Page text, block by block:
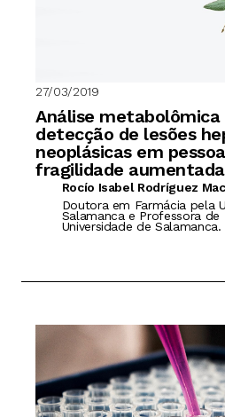
27/03/2019
Análise metabolômica
detecção de lesões
neoplásicas em
fragilidade
Rocío Isabel Rodríguez
Doutora em Farmácia pela
Salamanca e Professora de
Universidade de Salamanca.